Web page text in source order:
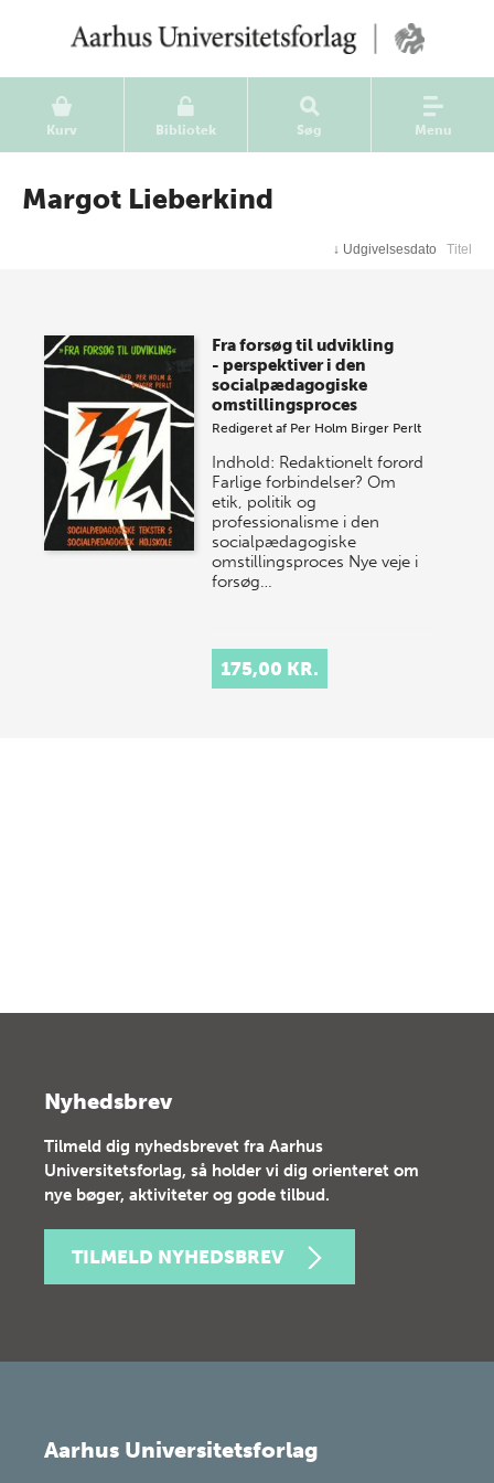
Kurv Bibliotek Søg Menu
Margot Lieberkind
↓ Udgivelsesdato Titel
Fra forsøg til udvikling
- perspektiver i den
socialpædagogiske
omstillingsproces
Redigeret af Per Holm Birger Perlt
Indhold: Redaktionelt forord
Farlige forbindelser? Om
etik, politik og
professionalisme i den
socialpædagogiske
omstillingsproces Nye veje i
forsøg…
175,00 KR.
Nyhedsbrev
Tilmeld dig nyhedsbrevet fra Aarhus
Universitetsforlag, så holder vi dig orienteret om
nye bøger, aktiviteter og gode tilbud.
TILMELD NYHEDSBREV
Aarhus Universitetsforlag